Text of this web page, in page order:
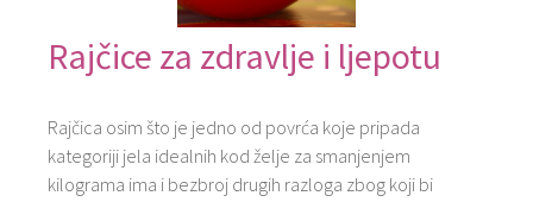
Rajčice za zdravlje i ljepotu
Rajčica osim što je jedno od povrća koje pripada
kategoriji jela idealnih kod želje za smanjenjem
kilograma ima i bezbroj drugih razloga zbog koji bi